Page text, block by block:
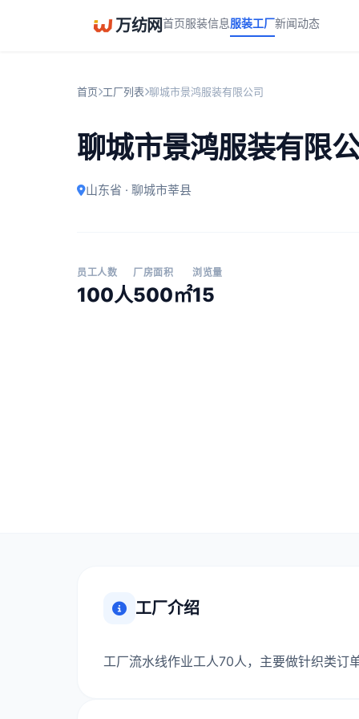
万纺网首页服装信息服装工厂新闻动态
首页 工厂列表 聊城市景鸿服装有限公司
聊城市景鸿服装有限
山东省 · 聊城市莘县
员工人数
100人
厂房面积
500㎡
浏览量
15
工厂介绍
工厂流水线作业工人70人，主要做针织类订